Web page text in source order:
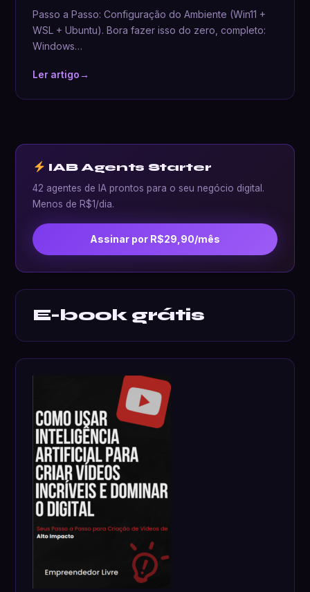
Passo a Passo: Configuração do Ambiente (Win11 +
WSL + Ubuntu). Bora fazer isso do zero, completo:
Windows…
Ler artigo→
IAB Agents Starter
42 agentes de IA prontos para o seu negócio digital.
Menos de R$1/dia.
Assinar por R$29,90/mês
E-book grátis